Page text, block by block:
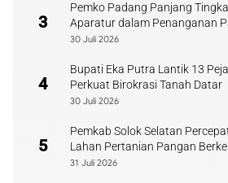
3
Pemko Padang Panjang
Aparatur dalam Penanganan
30 Juli 2026
4
Bupati Eka Putra Lantik 13
Perkuat Birokrasi Tanah Datar
30 Juli 2026
5
Pemkab Solok Selatan
Lahan Pertanian Pangan
31 Juli 2026